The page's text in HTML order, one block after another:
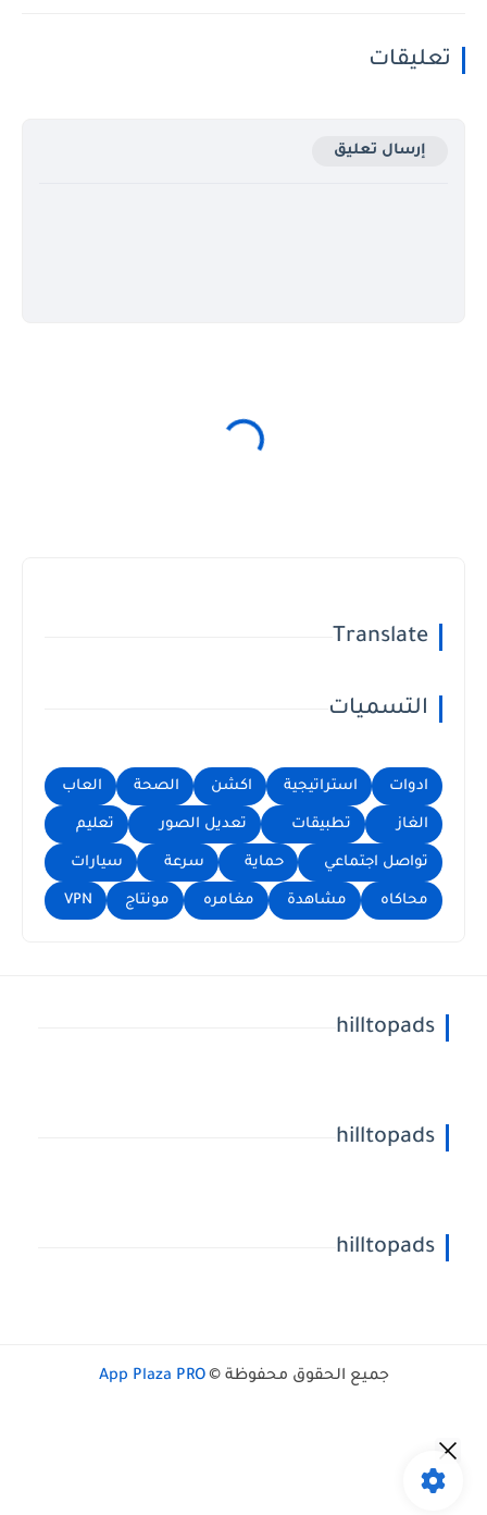
تعليقات
إرسال تعليق
Translate
التسميات
ادوات استراتيجية اكشن الصحة العاب
الغاز تطبيقات تعديل الصور تعليم
تواصل اجتماعي حماية سرعة سيارات
محاكاه مشاهدة مغامره مونتاج VPN
hilltopads
hilltopads
hilltopads
جميع الحقوق محفوظة © App Plaza PRO